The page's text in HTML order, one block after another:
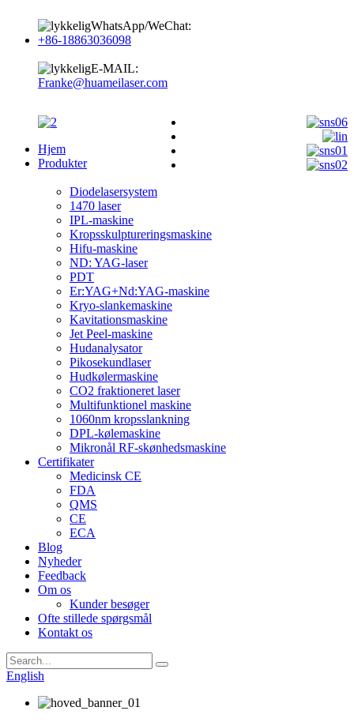
WhatsApp/WeChat:
+86-18863036098
E-MAIL:
Franke@huameilaser.com
Hjem
Produkter
Diodelasersystem
1470 laser
IPL-maskine
Kropsskulptureringsmaskine
Hifu-maskine
ND: YAG-laser
PDT
Er:YAG+Nd:YAG-maskine
Kryo-slankemaskine
Kavitationsmaskine
Jet Peel-maskine
Hudanalysator
Pikosekundlaser
Hudkølermaskine
CO2 fraktioneret laser
Multifunktionel maskine
1060nm kropsslankning
DPL-kølemaskine
Mikronål RF-skønhedsmaskine
Certifikater
Medicinsk CE
FDA
QMS
CE
ECA
Blog
Nyheder
Feedback
Om os
Kunder besøger
Ofte stillede spørgsmål
Kontakt os
English